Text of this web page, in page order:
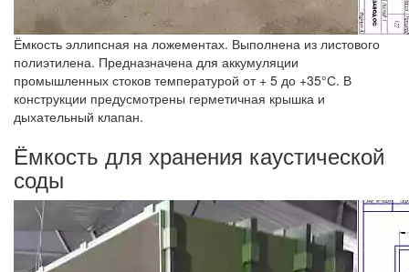
Ёмкость эллипсная на ложементах. Выполнена из листового
полиэтилена. Предназначена для аккумуляции
промышленных стоков температурой от + 5 до +35°С. В
конструкции предусмотрены герметичная крышка и
дыхательный клапан.
Ёмкость для хранения каустической
соды